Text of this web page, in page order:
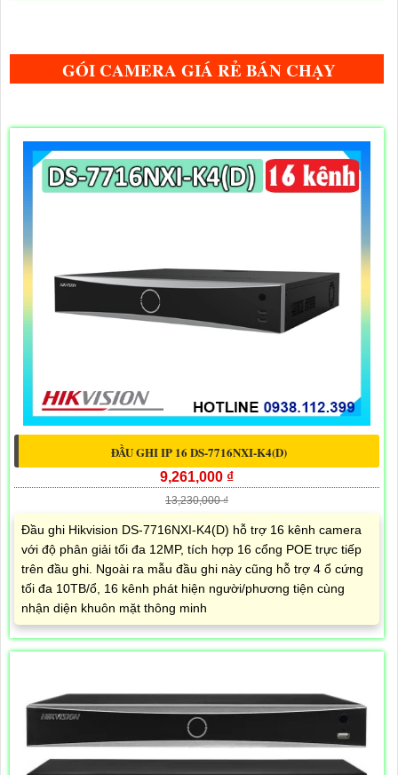
GÓI CAMERA GIÁ RẺ BÁN CHẠY
ĐẦU GHI IP 16 DS-7716NXI-K4(D)
9,261,000 ₫
13,230,000 ₫
Đầu ghi Hikvision DS-7716NXI-K4(D) hỗ trợ 16 kênh camera
với độ phân giải tối đa 12MP, tích hợp 16 cổng POE trực tiếp
trên đầu ghi. Ngoài ra mẫu đầu ghi này cũng hỗ trợ 4 ổ cứng
tối đa 10TB/ổ, 16 kênh phát hiện người/phương tiện cùng
nhận diện khuôn mặt thông minh